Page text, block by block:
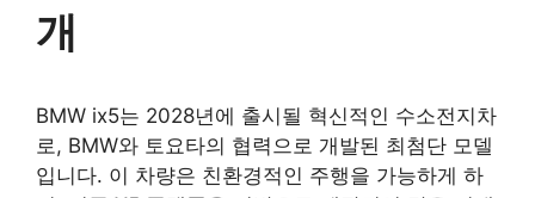
개
BMW ix5는 2028년에 출시될 혁신적인 수소전지차
로, BMW와 토요타의 협력으로 개발된 최첨단 모델
입니다. 이 차량은 친환경적인 주행을 가능하게 하